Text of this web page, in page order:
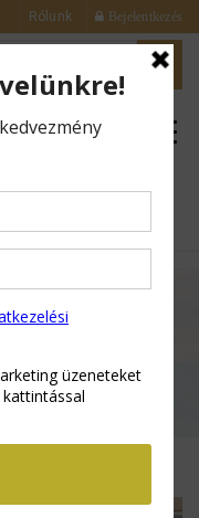
Rólunk Bejelentkezés